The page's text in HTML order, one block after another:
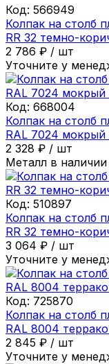
Код: 566949
Колпак на столб
RR 32 темно-
2 786 ₽ / шт
Уточните у
Код: 668004
Колпак на столб
RAL 7024 мокрый
2 328 ₽ / шт
Металл в наличии
Код: 510897
Колпак на столб
RR 32 темно-
3 064 ₽ / шт
Уточните у
Код: 725870
Колпак на столб
RAL 8004
2 845 ₽ / шт
Уточните у